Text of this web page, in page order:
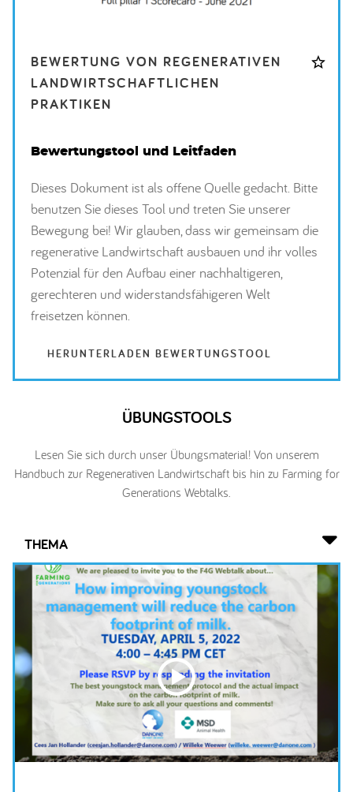
BEWERTUNG VON REGENERATIVEN
LANDWIRTSCHAFTLICHEN
PRAKTIKEN
Bewertungstool und Leitfaden
Dieses Dokument ist als offene Quelle gedacht. Bitte
benutzen Sie dieses Tool und treten Sie unserer
Bewegung bei! Wir glauben, dass wir gemeinsam die
regenerative Landwirtschaft ausbauen und ihr volles
Potenzial für den Aufbau einer nachhaltigeren,
gerechteren und widerstandsfähigeren Welt
freisetzen können.
HERUNTERLADEN BEWERTUNGSTOOL
ÜBUNGSTOOLS
Lesen Sie sich durch unser Übungsmaterial! Von unserem
Handbuch zur Regenerativen Landwirtschaft bis hin zu Farming for
Generations Webtalks.
THEMA